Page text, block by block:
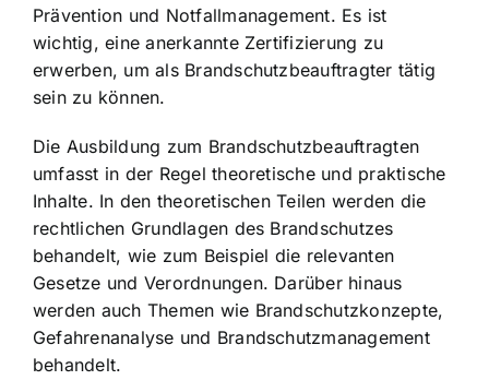
Prävention und Notfallmanagement. Es ist
wichtig, eine anerkannte Zertifizierung zu
erwerben, um als Brandschutzbeauftragter tätig
sein zu können.
Die Ausbildung zum Brandschutzbeauftragten
umfasst in der Regel theoretische und praktische
Inhalte. In den theoretischen Teilen werden die
rechtlichen Grundlagen des Brandschutzes
behandelt, wie zum Beispiel die relevanten
Gesetze und Verordnungen. Darüber hinaus
werden auch Themen wie Brandschutzkonzepte,
Gefahrenanalyse und Brandschutzmanagement
behandelt.